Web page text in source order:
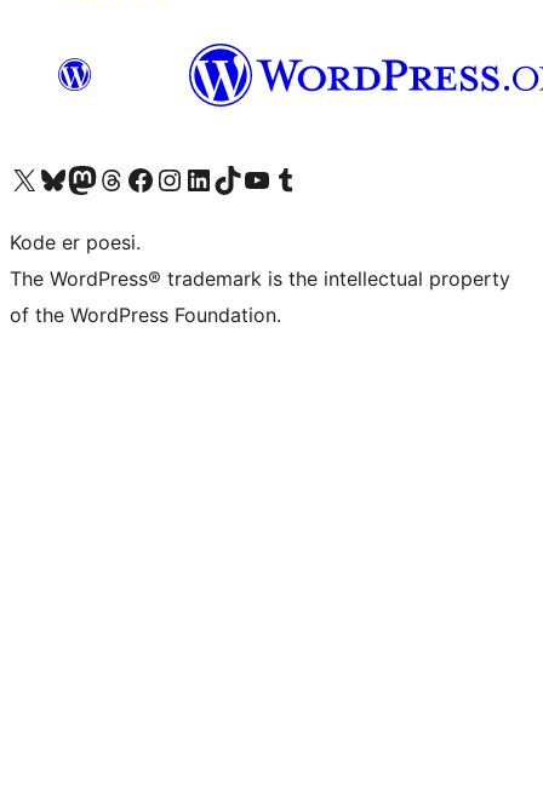
Besøk vår konto på X Visit our Bluesky account
Besøk vår Mastodon-konto
Visit our Threads account
Besøk vår Facebook-sideBesøk vår Instagram-konto
Besøk vår LinkedIn-konto
Visit our TikTok account
Visit our YouTube channel
Visit our Tumblr account
Kode er poesi.
The WordPress® trademark is the intellectual property
of the WordPress Foundation.